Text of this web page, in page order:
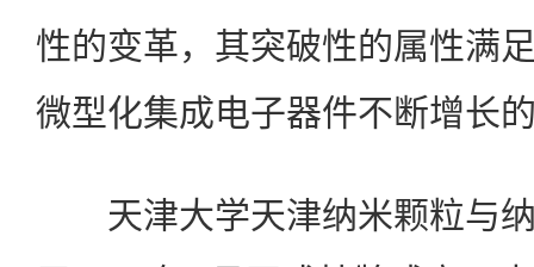
性的变革，其突破性的属性满
微型化集成电子器件不断增长
天津大学天津纳米颗粒与纳